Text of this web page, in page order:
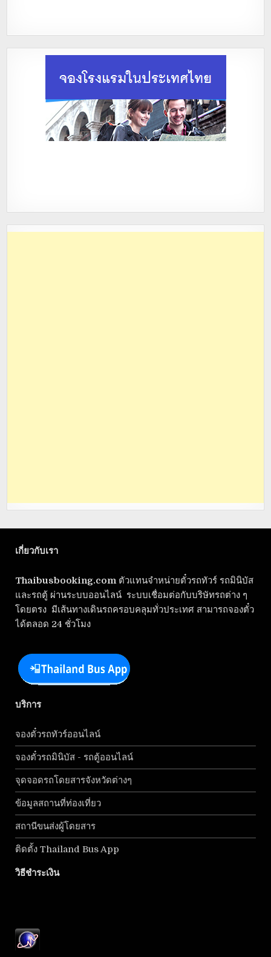
เกี่ยวกับเรา
Thaibusbooking.com ตัวแทนจำหน่ายตั๋วรถทัวร์ รถมินิบัส
และรถตู้ ผ่านระบบออนไลน์ ระบบเชื่อมต่อกับบริษัทรถต่าง ๆ
โดยตรง มีเส้นทางเดินรถครอบคลุมทั่วประเทศ สามารถจองตั๋ว
ได้ตลอด 24 ชั่วโมง
บริการ
จองตั๋วรถทัวร์ออนไลน์
จองตั๋วรถมินิบัส - รถตู้ออนไลน์
จุดจอดรถโดยสารจังหวัดต่างๆ
ข้อมูลสถานที่ท่องเที่ยว
สถานีขนส่งผู้โดยสาร
ติดตั้ง Thailand Bus App
วิธีชำระเงิน